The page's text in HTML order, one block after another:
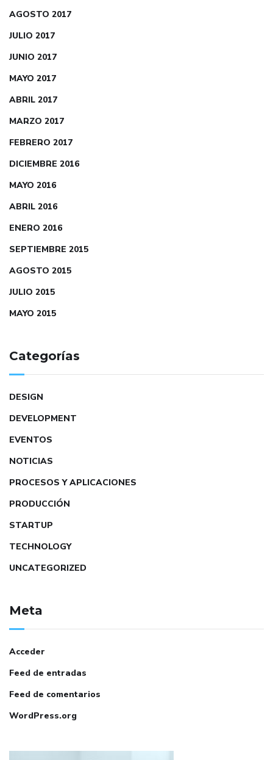
AGOSTO 2017
JULIO 2017
JUNIO 2017
MAYO 2017
ABRIL 2017
MARZO 2017
FEBRERO 2017
DICIEMBRE 2016
MAYO 2016
ABRIL 2016
ENERO 2016
SEPTIEMBRE 2015
AGOSTO 2015
JULIO 2015
MAYO 2015
Categorías
DESIGN
DEVELOPMENT
EVENTOS
NOTICIAS
PROCESOS Y APLICACIONES
PRODUCCIÓN
STARTUP
TECHNOLOGY
UNCATEGORIZED
Meta
Acceder
Feed de entradas
Feed de comentarios
WordPress.org